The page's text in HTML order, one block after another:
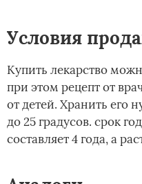
Условия
Купить лекарство
при этом рецепт от
от детей. Хранить его
до 25 градусов. срок
составляет 4 года, а